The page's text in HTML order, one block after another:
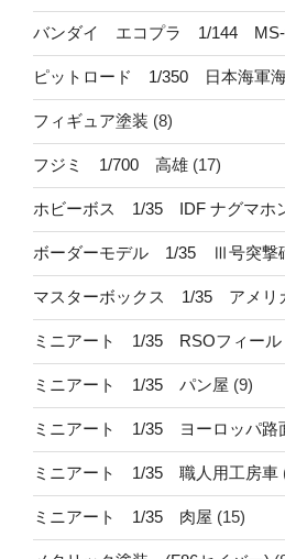
バンダイ エコプラ 1/144 MS-
ピットロード 1/350 日本海軍
フィギュア塗装 (8)
フジミ 1/700 高雄 (17)
ホビーボス 1/35 IDF ナグマホ
ボーダーモデル 1/35 Ⅲ号突撃
マスターボックス 1/35 アメリ
ミニアート 1/35 RSOフィール
ミニアート 1/35 パン屋 (9)
ミニアート 1/35 ヨーロッパ路
ミニアート 1/35 職人用工房車
ミニアート 1/35 肉屋 (15)